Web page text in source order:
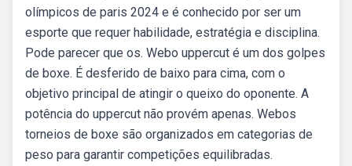
olímpicos de paris 2024 e é conhecido por ser um
esporte que requer habilidade, estratégia e disciplina.
Pode parecer que os. Webo uppercut é um dos golpes
de boxe. É desferido de baixo para cima, com o
objetivo principal de atingir o queixo do oponente. A
potência do uppercut não provém apenas. Webos
torneios de boxe são organizados em categorias de
peso para garantir competições equilibradas.